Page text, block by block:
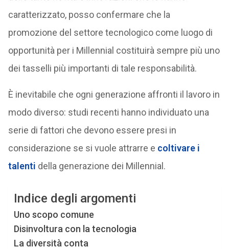
caratterizzato, posso confermare che la
promozione del settore tecnologico come luogo di
opportunità per i Millennial costituirà sempre più uno
dei tasselli più importanti di tale responsabilità.
È inevitabile che ogni generazione affronti il lavoro in
modo diverso: studi recenti hanno individuato una
serie di fattori che devono essere presi in
considerazione se si vuole attrarre e coltivare i
talenti della generazione dei Millennial.
Indice degli argomenti
Uno scopo comune
Disinvoltura con la tecnologia
La diversità conta